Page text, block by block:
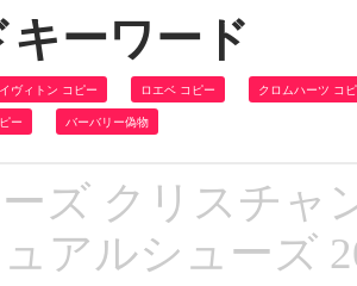
キーワード
ヴィトン コピー ロエベ コピー クロムハーツ コ
ー バーバリー偽物
ズ クリスチャ
アルシューズ